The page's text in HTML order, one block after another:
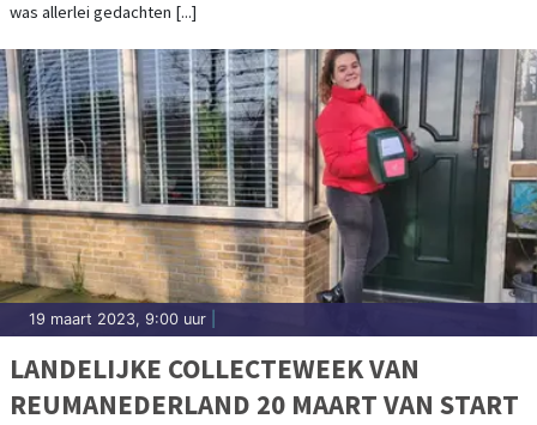
was allerlei gedachten [...]
19 maart 2023, 9:00 uur
LANDELIJKE COLLECTEWEEK VAN
REUMANEDERLAND 20 MAART VAN START